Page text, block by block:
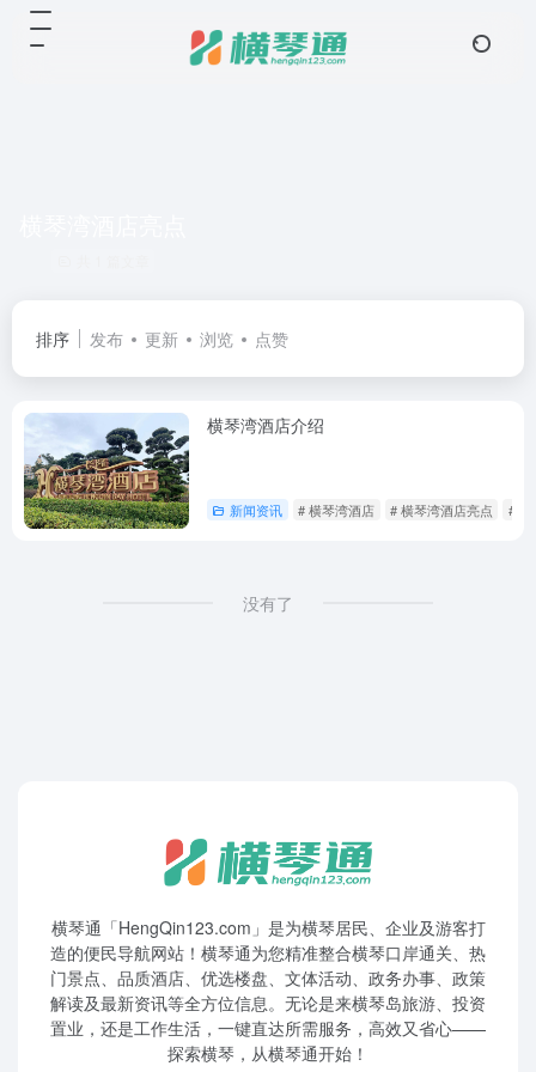
排序 发布 更新 浏览 点赞
横琴湾酒店介绍
新闻资讯 # 横琴湾酒店 # 横琴湾酒店亮点 # 横
没有了
横琴通「HengQin123.com」是为横琴居民、企业及游客打
造的便民导航网站！横琴通为您精准整合横琴口岸通关、热
门景点、品质酒店、优选楼盘、文体活动、政务办事、政策
解读及最新资讯等全方位信息。无论是来横琴岛旅游、投资
置业，还是工作生活，一键直达所需服务，高效又省心——
探索横琴，从横琴通开始！